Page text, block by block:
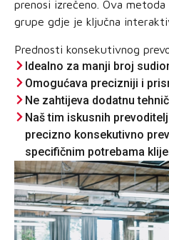
prenosi izrečeno. Ova
grupe gdje je ključna
Prednosti konsekutivnog
Idealno za manji broj
Omogućava precizniji i
Ne zahtijeva dodatnu
Naš tim iskusnih
precizno konsekutivno
specifičnim potrebama